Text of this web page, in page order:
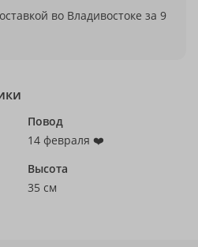
во Владивостоке за 9
Повод
14 февраля ❤️
Высота
35 см